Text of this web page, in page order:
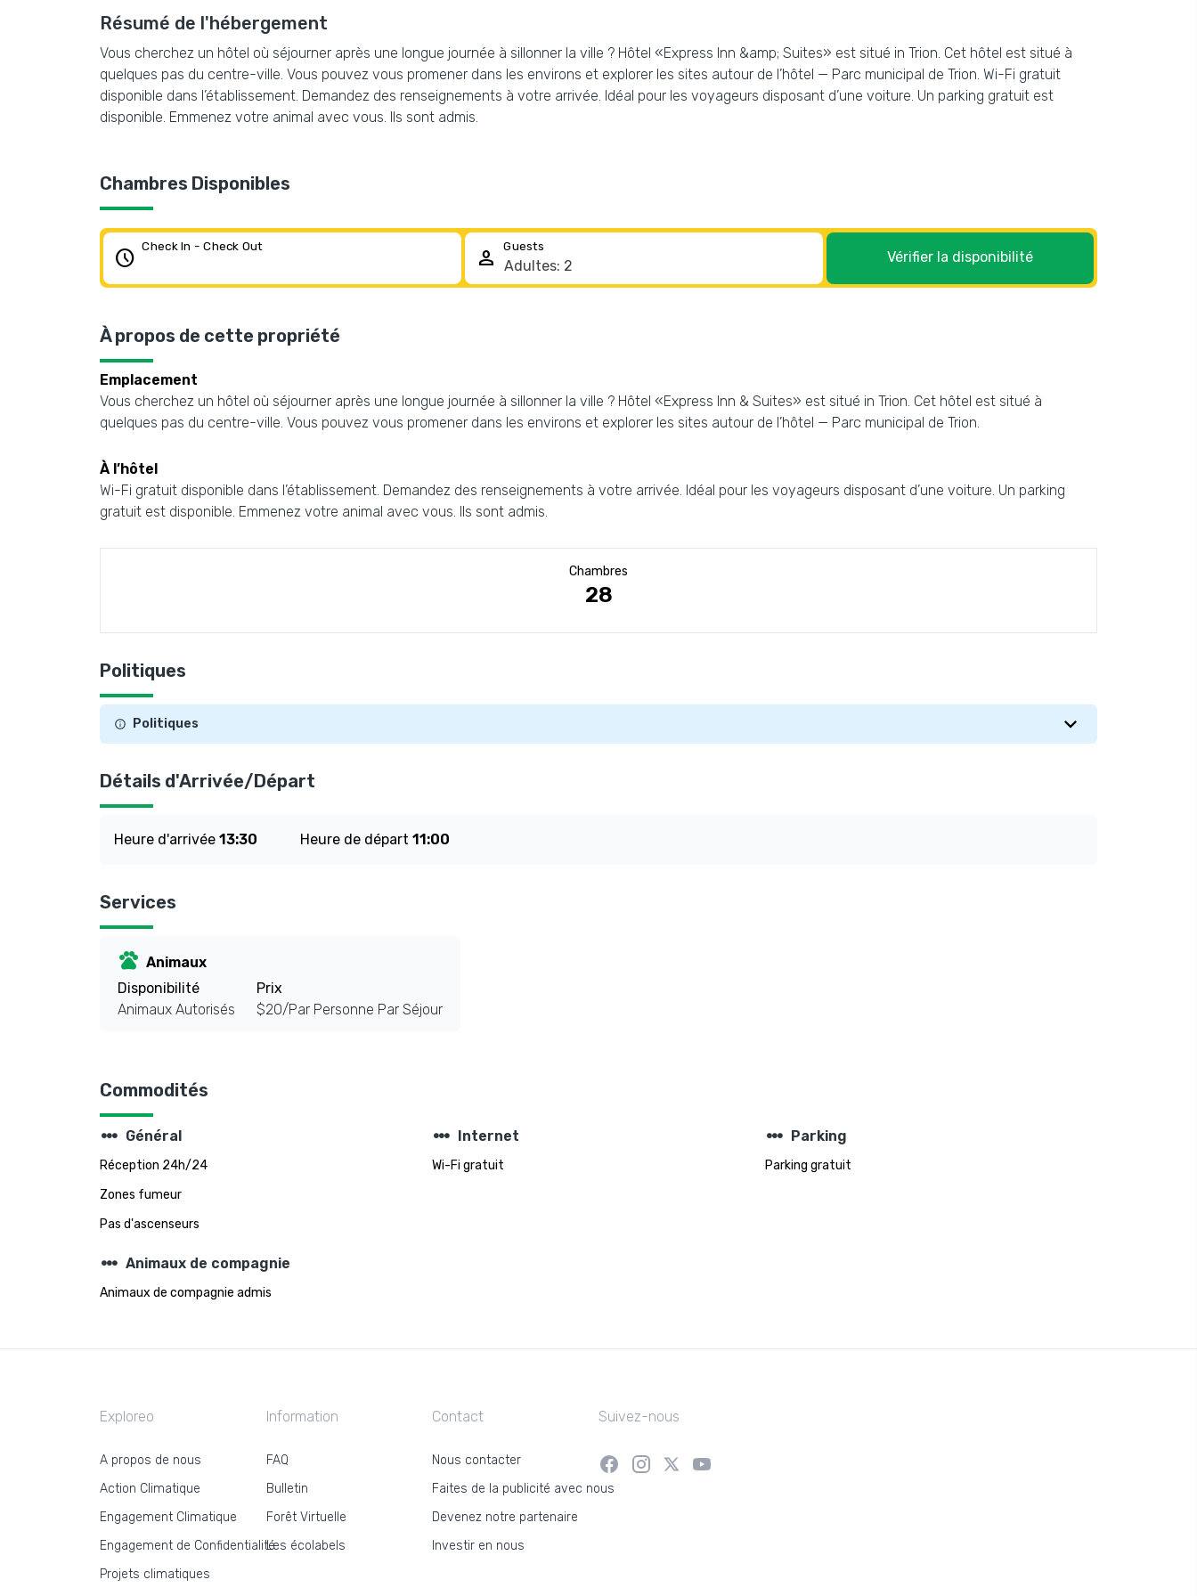
Résumé de l'hébergement
Vous cherchez un hôtel où séjourner après une longue journée à sillonner la ville ? Hôtel «Express Inn &amp; Suites» est situé in Trion. Cet hôtel est situé à
quelques pas du centre-ville. Vous pouvez vous promener dans les environs et explorer les sites autour de l’hôtel — Parc municipal de Trion. Wi-Fi gratuit
disponible dans l’établissement. Demandez des renseignements à votre arrivée. Idéal pour les voyageurs disposant d’une voiture. Un parking gratuit est
disponible. Emmenez votre animal avec vous. Ils sont admis.
Chambres Disponibles
schedule Check In - Check Out person Guests
Vérifier la disponibilité
À propos de cette propriété
Emplacement
Vous cherchez un hôtel où séjourner après une longue journée à sillonner la ville ? Hôtel «Express Inn & Suites» est situé in Trion. Cet hôtel est situé à
quelques pas du centre-ville. Vous pouvez vous promener dans les environs et explorer les sites autour de l’hôtel — Parc municipal de Trion.
À l’hôtel
Wi-Fi gratuit disponible dans l’établissement. Demandez des renseignements à votre arrivée. Idéal pour les voyageurs disposant d’une voiture. Un parking
gratuit est disponible. Emmenez votre animal avec vous. Ils sont admis.
Chambres
28
Politiques
Politiques
Détails d'Arrivée/Départ
Heure d'arrivée 13:30 Heure de départ 11:00
Services
pets Animaux
Disponibilité
Animaux Autorisés
Prix
$20/Par Personne Par Séjour
Commodités
steppers Général
Réception 24h/24
Zones fumeur
Pas d'ascenseurs
steppers Internet
Wi-Fi gratuit
steppers Parking
Parking gratuit
steppers Animaux de compagnie
Animaux de compagnie admis
Exploreo
A propos de nous
Action Climatique
Engagement Climatique
Engagement de Confidentialité
Projets climatiques
Information
FAQ
Bulletin
Forêt Virtuelle
Les écolabels
Contact
Nous contacter
Faites de la publicité avec nous
Devenez notre partenaire
Investir en nous
Suivez-nous